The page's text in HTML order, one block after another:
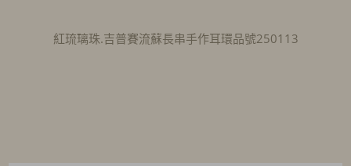
紅琉璃珠.吉普賽流蘇長串手作耳環品號250113